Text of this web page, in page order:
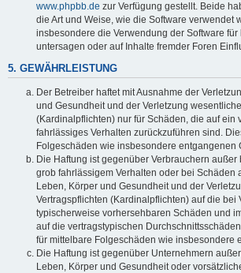
www.phpbb.de zur Verfügung gestellt. Beide
die Art und Weise, wie die Software verwendet
insbesondere die Verwendung der Software für
untersagen oder auf Inhalte fremder Foren
5. GEWÄHRLEISTUNG
Der Betreiber haftet mit Ausnahme der
und Gesundheit und der Verletzung
(Kardinalpflichten) nur für Schäden, die auf ein
fahrlässiges Verhalten zurückzuführen sind.
Folgeschäden wie insbesondere entgangenen
Die Haftung ist gegenüber Verbrauchern
grob fahrlässigem Verhalten oder bei Schäden
Leben, Körper und Gesundheit und der
Vertragspflichten (Kardinalpflichten) auf die bei
typischerweise vorhersehbaren Schäden und
auf die vertragstypischen
für mittelbare Folgeschäden wie insbesondere
Die Haftung ist gegenüber Unternehmern
Leben, Körper und Gesundheit oder